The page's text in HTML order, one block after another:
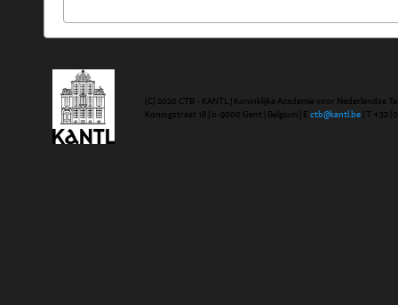
(C) 2020 CTB - KANTL | Koninklijke Academie voor Nederlandse
Koningstraat 18 | b-9000 Gent | Belgium | E ctb@kantl.be | T +32